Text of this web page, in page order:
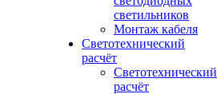
светильников
Монтаж кабеля
Светотехнический
расчёт
Светотехнический
расчёт